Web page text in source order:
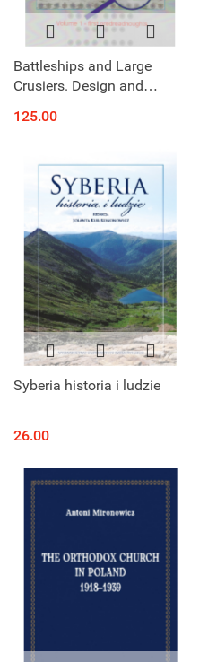
Battleships and Large
Crusiers. Design and
predreadnoughts
125.00
Syberia historia i ludzie
26.00